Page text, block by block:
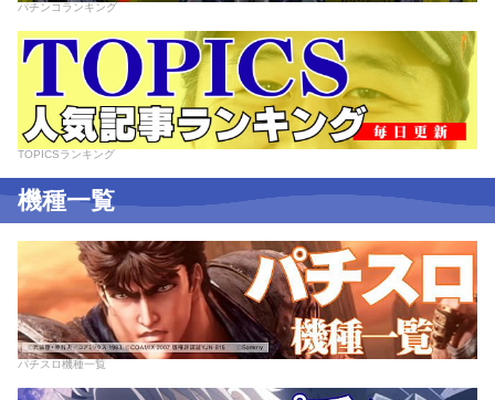
パチンコランキング
TOPICSランキング
機種一覧
パチスロ機種一覧